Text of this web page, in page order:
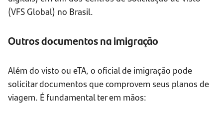
(VFS Global) no Brasil.
Outros documentos na imigração
Além do visto ou eTA, o oficial de imigração pode
solicitar documentos que comprovem seus planos de
viagem. É fundamental ter em mãos: